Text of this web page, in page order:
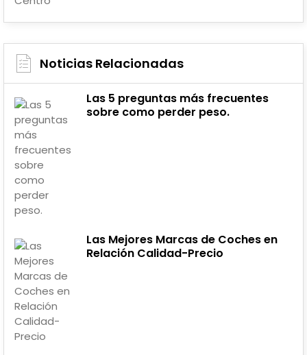
Noticias Relacionadas
Las 5 preguntas más frecuentes
sobre como perder peso.
Las Mejores Marcas de Coches en
Relación Calidad-Precio